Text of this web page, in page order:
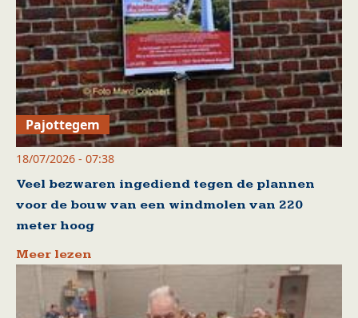
Pajottegem
18/07/2026 - 07:38
Veel bezwaren ingediend tegen de plannen
voor de bouw van een windmolen van 220
meter hoog
Meer lezen